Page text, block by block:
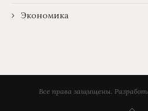
Экономика
Все права защищены.